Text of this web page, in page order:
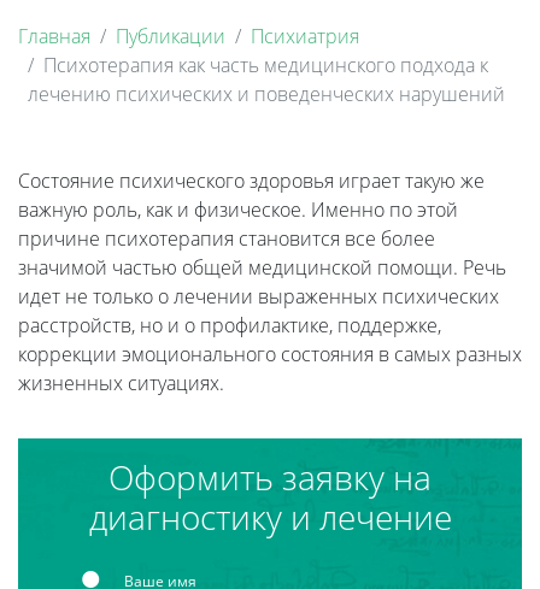
Главная Публикации
Психиатрия
Психотерапия как часть медицинского подхода к
лечению психических и поведенческих нарушений
Состояние психического здоровья играет такую же
важную роль, как и физическое. Именно по этой
причине психотерапия становится все более
значимой частью общей медицинской помощи. Речь
идет не только о лечении выраженных психических
расстройств, но и о профилактике, поддержке,
коррекции эмоционального состояния в самых разных
жизненных ситуациях.
Оформить заявку на
диагностику и лечение